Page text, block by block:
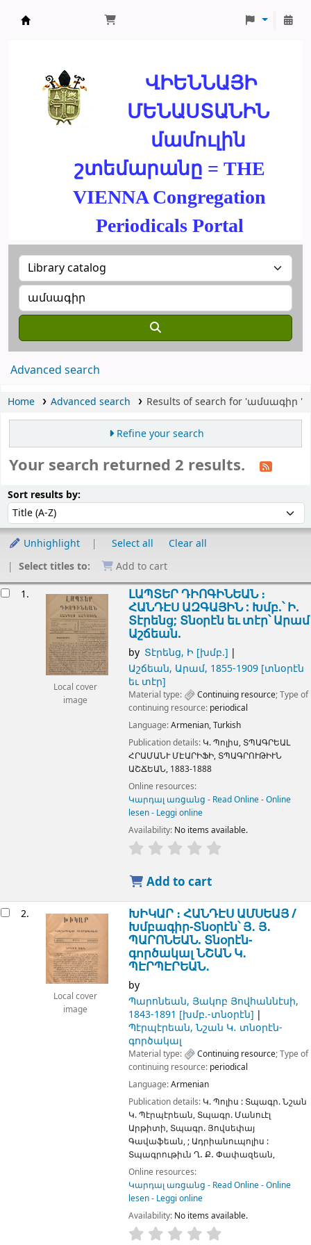
ՎԻԵՆՆԱՅԻ
ՄԵՆԱՍՏԱՆԻՆ
մամուլին
շտեմարանը = THE
VIENNA Congregation
Periodicals Portal
Advanced search
Home Advanced search Results of search for 'ամսագիր '
Refine your search
Your search returned 2 results.
Sort results by:
Unhighlight Select all
Clear all
Select titles to:
Add to cart
1.
Local cover
image
ԼԱՊՏԵՐ ԴԻՈԳԻՆԵԱՆ ։
ՀԱՆԴԷՍ ԱԶԳԱՅԻՆ : Խմբ.՝ Ի.
Տէրենց; Տնօրէն եւ տէր՝ Արամ
Աշճեան.
by Տէրենց, Ի [խմբ.]
Աշճեան, Արամ, 1855-1909[տնօրէն
եւ տէր]
Material type: Continuing resource; Type of
continuing resource: periodical
Language:Armenian,Turkish
Publication details: Կ. Պոլիս, ՏՊԱԳՐԵԱԼ
ՀՐԱՄԱՆՒ ՄԷԱՐԻՖԻ, ՏՊԱԳՐՈՒԹԻՒՆ
ԱՇՃԵԱՆ, 1883-1888
Online resources:
Կարդալ առցանց - Read Online - Online
lesen - Leggi online
Availability: No items available.
Add to cart
2.
Local cover
image
ԽԻԿԱՐ ։ ՀԱՆԴԷՍ ԱՄՍԵԱՅ /
Խմբագիր-Տնօրէն՝ Յ․ Յ․
ՊԱՐՈՆԵԱՆ. Տնօրէն-
գործակալ ՆՇԱՆ Կ․
ՊԷՐՊԷՐԵԱՆ․
by
Պարոնեան, Յակոբ Յովհաննէսի,
1843-1891 [խմբ.-տնօրէն]
Պէրպէրեան, Նշան Կ․ տնօրէն-
գործակալ
Material type: Continuing resource; Type of
continuing resource: periodical
Language:Armenian
Publication details: Կ. Պոլիս : Տպագր. Նշան
Կ. Պէրպէրեան, Տպագր. Մանուէլ
Արթիտի, Տպագր. Յովսեփայ
Գավաֆեան,; Ադրիանուպոլիս :
Տպագրութիւն Ղ․ Ք․ Փափազեան,
Online resources:
Կարդալ առցանց - Read Online - Online
lesen - Leggi online
Availability: No items available.